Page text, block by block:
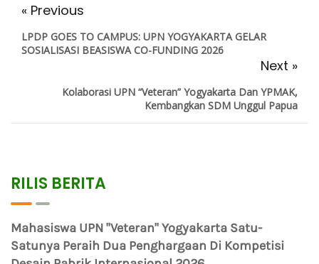
« Previous
LPDP GOES TO CAMPUS: UPN YOGYAKARTA GELAR
SOSIALISASI BEASISWA CO-FUNDING 2026
Next »
Kolaborasi UPN “Veteran” Yogyakarta Dan YPMAK,
Kembangkan SDM Unggul Papua
RILIS BERITA
Mahasiswa UPN "Veteran" Yogyakarta Satu-
Satunya Peraih Dua Penghargaan Di Kompetisi